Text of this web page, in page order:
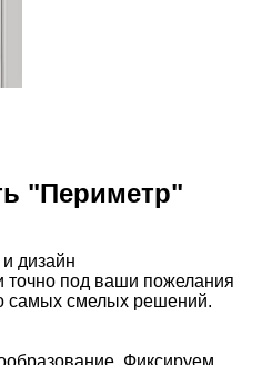
"Периметр"
дизайн
точно под ваши пожелания
самых смелых решений.